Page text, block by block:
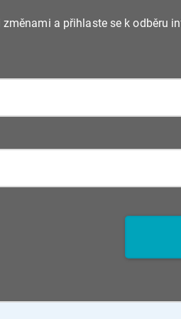
a přihlaste se k odběru